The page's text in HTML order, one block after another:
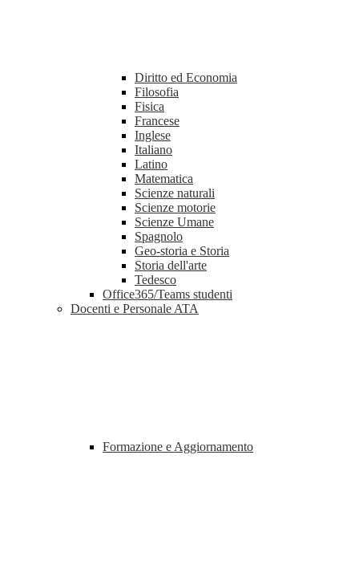
Diritto ed Economia
Filosofia
Fisica
Francese
Inglese
Italiano
Latino
Matematica
Scienze naturali
Scienze motorie
Scienze Umane
Spagnolo
Geo-storia e Storia
Storia dell'arte
Tedesco
Office365/Teams studenti
Docenti e Personale ATA
Formazione e Aggiornamento